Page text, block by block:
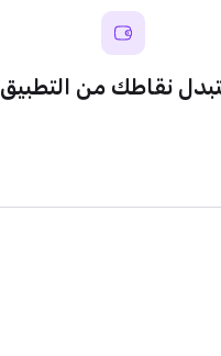
نقاطك من التطبيق